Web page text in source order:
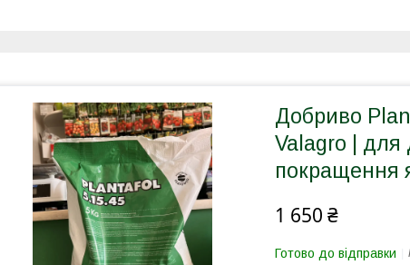
Добриво
Valagro | для
покращення
1 650 ₴
Готово до відправки